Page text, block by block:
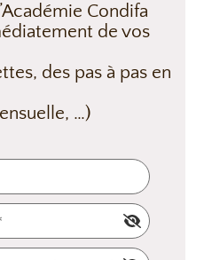
Condifa
de vos
des pas à pas en
…)